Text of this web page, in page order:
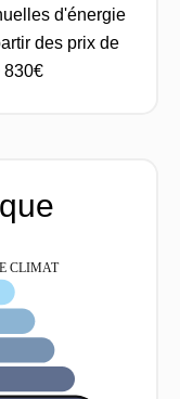
d'énergie
des prix de
830€